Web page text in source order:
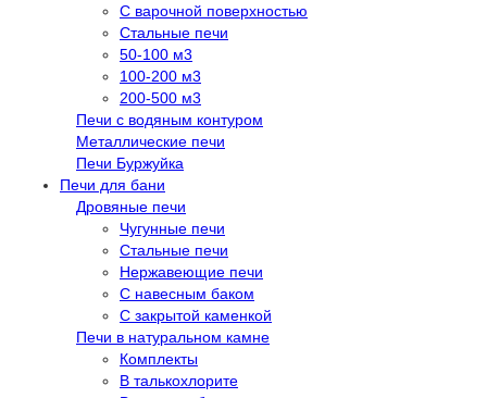
С варочной поверхностью
Стальные печи
50-100 м3
100-200 м3
200-500 м3
Печи с водяным контуром
Металлические печи
Печи Буржуйка
Печи для бани
Дровяные печи
Чугунные печи
Стальные печи
Нержавеющие печи
С навесным баком
С закрытой каменкой
Печи в натуральном камне
Комплекты
В талькохлорите